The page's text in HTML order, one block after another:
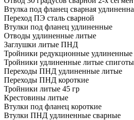
Втулка под фланец сварная
Переход ПЭ сталь сварной
Втулки под фланец удлиненные
Отводы удлиненные литые
Заглушки литые ПНД
Тройники редукционные
Тройники удлиненные литые спиготы
Переходы ПНД удлиненные литые
Переходы ПНД короткие
Тройники литые 45 гр
Крестовины литые
Втулки под фланец короткие
Втулки ПНД удлиненные сварные